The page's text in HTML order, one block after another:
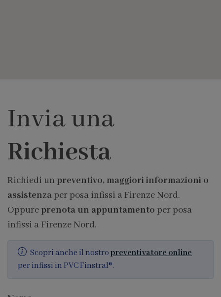
Invia una
Richiesta
Richiedi un preventivo, maggiori informazioni o
assistenza per posa infissi a Firenze Nord.
Oppure prenota un appuntamento per posa
infissi a Firenze Nord.
Scopri anche il nostropreventivatore online
per infissi in PVC Finstral®.